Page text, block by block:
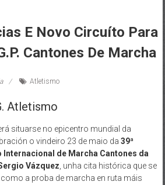
E Novo Circuíto Para
Cantones De Marcha
Atletismo
Atletismo
situarse no epicentro mundial da
o vindeiro 23 de maio da 39ª
de Marcha Cantones da
Vázquez, unha cita histórica que se
a proba de marcha en ruta máis